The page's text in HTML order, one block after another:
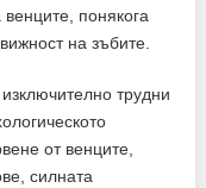
понякога
на зъбите.
трудни
от венците,
силната